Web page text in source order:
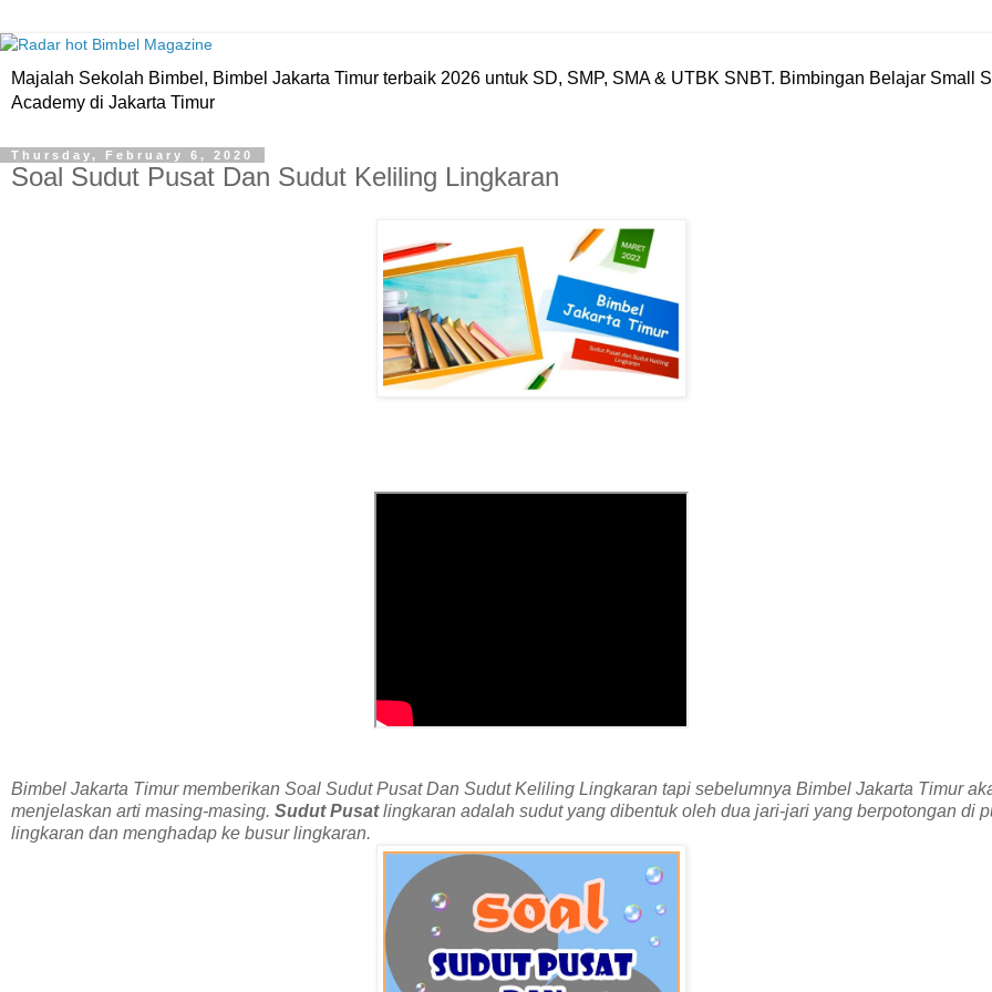
Majalah Sekolah Bimbel, Bimbel Jakarta Timur terbaik 2026 untuk SD, SMP, SMA & UTBK SNBT. Bimbingan Belajar Small
Academy di Jakarta Timur
Thursday, February 6, 2020
Soal Sudut Pusat Dan Sudut Keliling Lingkaran
Bimbel Jakarta Timur memberikan Soal Sudut Pusat Dan Sudut Keliling Lingkaran tapi sebelumnya Bimbel Jakarta Timur
menjelaskan arti masing-masing. Sudut Pusatlingkaran adalah sudut yang dibentuk oleh dua jari-jari yang berpotongan di
lingkaran dan menghadap ke busur lingkaran.